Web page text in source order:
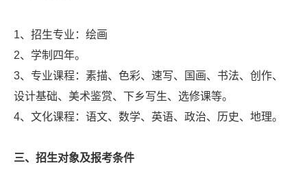
1、招生专业：绘画
2、学制四年。
3、专业课程：素描、色彩、速写、国画、书法、创作、
设计基础、美术鉴赏、下乡写生、选修课等。
4、文化课程：语文、数学、英语、政治、历史、地理。
三、招生对象及报考条件